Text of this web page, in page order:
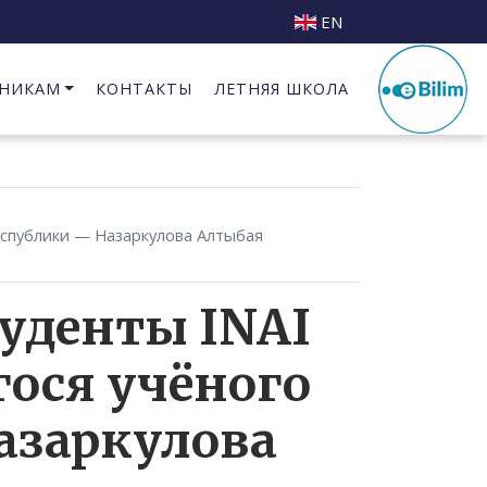
EN
КОНТАКТЫ ЛЕТНЯЯ ШКОЛА
— Назаркулова Алтыбая
INAI
учёного